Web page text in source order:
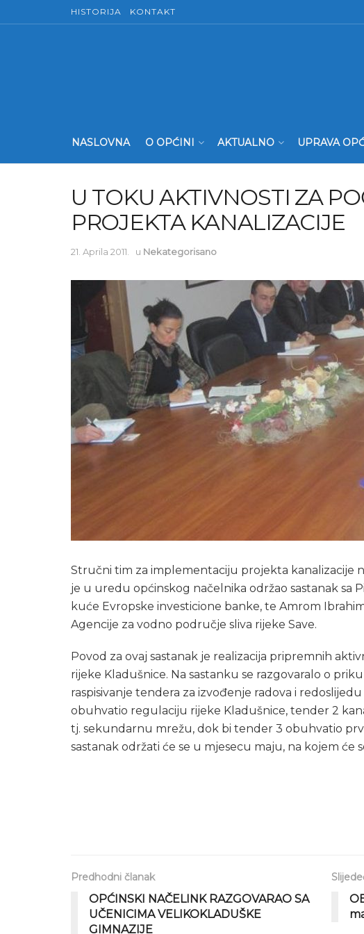
HISTORIJA KONTAKT
NASLOVNA O OPĆINI AKTUALNO UPRAVA
U TOKU AKTIVNOSTI ZA
PROJEKTA KANALIZACIJE
21. Aprila 2011. u Nekategorisano
Stručni tim za implementaciju projekta kanalizacije
je u uredu općinskog načelnika održao sastanak sa
kuće Evropske investicione banke, te Amrom
Agencije za vodno područje sliva rijeke Save.
Povod za ovaj sastanak je realizacija pripremnih
rijeke Kladušnice. Na sastanku se razgovaralo o
raspisivanje tendera za izvođenje radova i
obuhvatio regulaciju rijeke Kladušnice, tender 2
tj. sekundarnu mrežu, dok bi tender 3 obuhvatio
sastanak održati će se u mjesecu maju, na kojem će
Predhodni članak
OPĆINSKI NAČELINK RAZGOVARAO SA
UČENICIMA VELIKOKLADUŠKE
GIMNAZIJE